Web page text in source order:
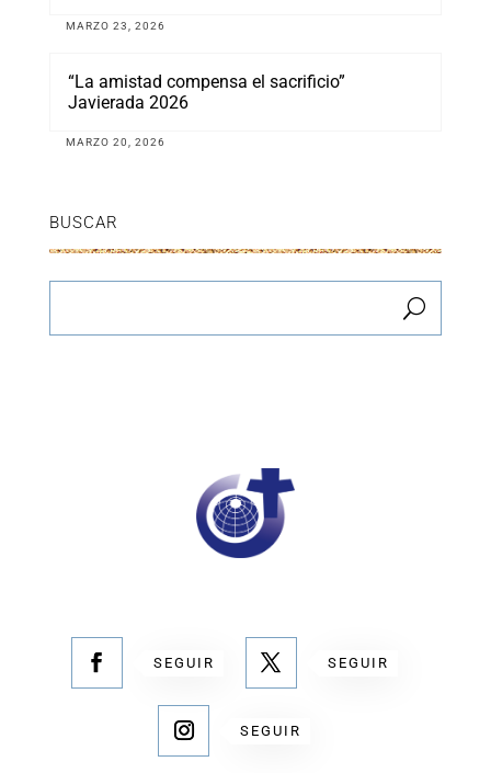
MARZO 23, 2026
“La amistad compensa el sacrificio”
Javierada 2026
MARZO 20, 2026
BUSCAR
SEGUIR SEGUIR
SEGUIR